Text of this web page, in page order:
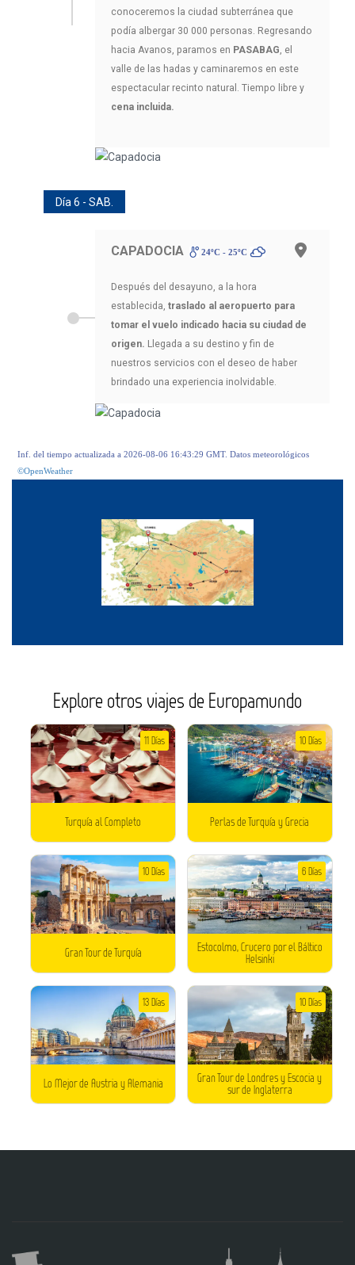
conoceremos la ciudad subterránea que
podía albergar 30 000 personas. Regresando
hacia Avanos, paramos en PASABAG, el
valle de las hadas y caminaremos en este
espectacular recinto natural. Tiempo libre y
cena incluida.
Día 6 - SAB.
CAPADOCIA 24ºC - 25ºC
Después del desayuno, a la hora
establecida, traslado al aeropuerto para
tomar el vuelo indicado hacia su ciudad de
origen. Llegada a su destino y fin de
nuestros servicios con el deseo de haber
brindado una experiencia inolvidable.
Inf. del tiempo actualizada a 2026-08-06 16:43:29 GMT. Datos meteorológicos
©OpenWeather
Explore otros viajes de Europamundo
Turquía al Completo
11 Días
Perlas de Turquía y Grecia
10 Días
Gran Tour de Turquía
10 Días
Estocolmo, Crucero por el Báltico
Helsinki
6 Días
Lo Mejor de Austria y Alemania
13 Días
Gran Tour de Londres y Escocia y
sur de Inglaterra
10 Días